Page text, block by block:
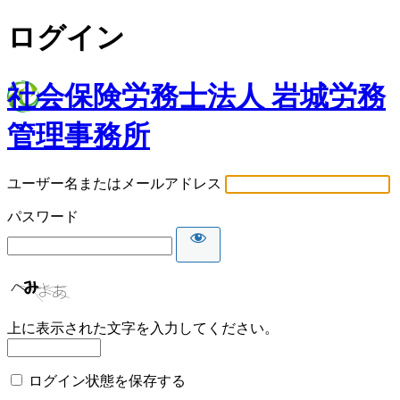
ログイン
社会保険労務士法人 岩城労務
管理事務所
ユーザー名またはメールアドレス
パスワード
上に表示された文字を入力してください。
ログイン状態を保存する